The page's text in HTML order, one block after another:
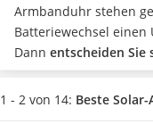
Geldbörse Herren
Knirps-Regenschirm
Periodenunterwäsche
RFID-Schutzkarte
Motorradbrillen
Armbanduhr stehen
Batteriewechsel einen
Dann entscheiden Sie
aus unserer Test-
besitzen integrierte
1 - 2 von 14: Beste